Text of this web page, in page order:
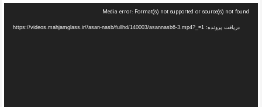
ویدیوMedia error: Format(s) not supported or source(s) not found
دریافت پرونده: https://videos.mahjamglass.ir//asan-nasb/fullhd/140003/asannasb6-3.mp4?_=1